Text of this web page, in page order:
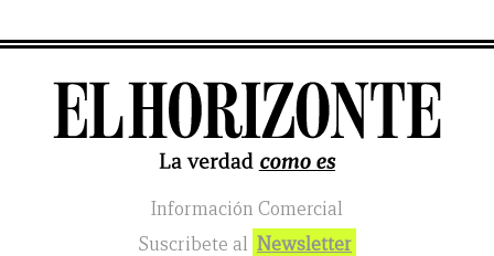
Información Comercial
Suscribete al Newsletter